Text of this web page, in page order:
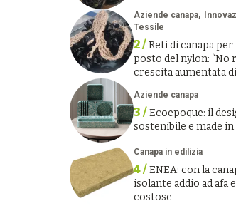
Aziende canapa
Tessile
2 /Reti di canapa per
posto del nylon: “No
crescita aumentata
Aziende canapa
3 /Ecoepoque: il
sostenibile e made
Canapa in edilizia
4 /ENEA: con la
isolante addio ad afa
costose